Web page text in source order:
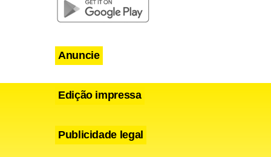
da
eficaz
Anuncie
Edição impressa
Publicidade legal